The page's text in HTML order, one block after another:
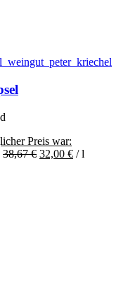
Preis war:
38,67€ 32,00 € /l